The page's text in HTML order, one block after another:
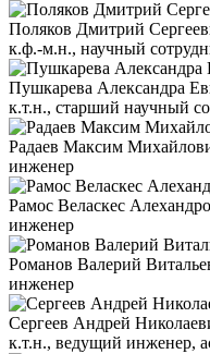
Поляков Дмитрий
к.ф.-м.н., научный
Пушкарева Александра
к.т.н., старший научный
Радаев Максим
инженер
Рамос Веласкес Алехандро
инженер
Романов Валерий
инженер
Сергеев Андрей
к.т.н., ведущий инженер,